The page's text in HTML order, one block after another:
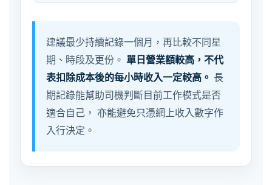
建議最少持續記錄一個月，再比較不同星
期、時段及更份。 單日營業額較高，不代
表扣除成本後的每小時收入一定較高。 長
期記錄能幫助司機判斷目前工作模式是否
適合自己， 亦能避免只憑網上收入數字作
入行決定。